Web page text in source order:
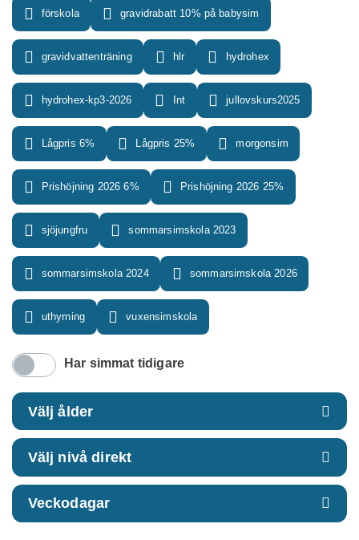
förskola gravidrabatt 10% på babysim
gravidvattenträning hlr hydrohex
hydrohex-kp3-2026 Int jullovskurs2025
Lågpris 6% Lågpris 25% morgonsim
Prishöjning 2026 6% Prishöjning 2026 25%
sjöjungfru sommarsimskola 2023
sommarsimskola 2024 sommarsimskola 2026
uthyrning vuxensimskola
Har simmat tidigare
Välj ålder
Välj nivå direkt
Veckodagar